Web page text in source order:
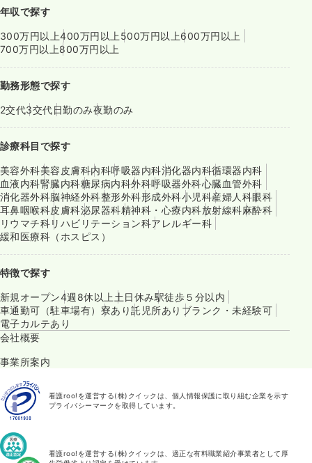
年収で探す
300万円以上400万円以上500万円以上600万円以上
700万円以上800万円以上
勤務形態で探す
2交代3交代日勤のみ夜勤のみ
診療科目で探す
美容外科美容皮膚科内科呼吸器内科消化器内科循環器内科
血液内科腎臓内科糖尿病内科外科呼吸器外科心臓血管外科
消化器外科脳神経外科整形外科形成外科小児科産婦人科眼科
耳鼻咽喉科皮膚科泌尿器科精神科・心療内科放射線科麻酔科
リウマチ科リハビリテーション科アレルギー科
緩和医療科（ホスピス）
特徴で探す
新規オープン4週8休以上土日休み駅徒歩５分以内
車通勤可（駐車場有） 寮あり託児所あり ブランク・未経験可
電子カルテあり
会社概要
事業所案内
看護roo!を運営する(株)クイックは、個人情報保護に取り組む企業を示す
プライバシーマークを取得しています。
看護roo!を運営する(株)クイックは、適正な有料職業紹介事業者として厚